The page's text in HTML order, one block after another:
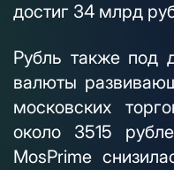
достиг 34 млрд
Рубль также под
валюты
московских
около 3515
MosPrime